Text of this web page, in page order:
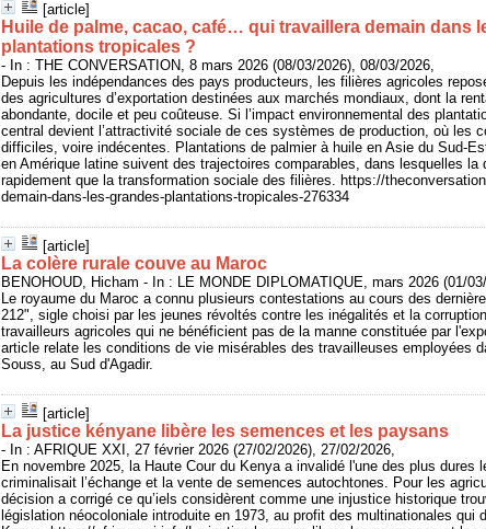
[article]
Huile de palme, cacao, café… qui travaillera demain dans
plantations tropicales ?
- In : THE CONVERSATION, 8 mars 2026 (08/03/2026), 08/03/2026,
Depuis les indépendances des pays producteurs, les filières agricoles
des agricultures d’exportation destinées aux marchés mondiaux, dont la
abondante, docile et peu coûteuse. Si l’impact environnemental des
central devient l’attractivité sociale de ces systèmes de production, où les
difficiles, voire indécentes. Plantations de palmier à huile en Asie du Sud-
en Amérique latine suivent des trajectoires comparables, dans lesquelles la
rapidement que la transformation sociale des filières. https://
demain-dans-les-grandes-plantations-tropicales-276334
[article]
La colère rurale couve au Maroc
BENOHOUD, Hicham - In : LE MONDE DIPLOMATIQUE, mars 2026 (01/
Le royaume du Maroc a connu plusieurs contestations au cours des
212", sigle choisi par les jeunes révoltés contre les inégalités et la
travailleurs agricoles qui ne bénéficient pas de la manne constituée par
article relate les conditions de vie misérables des travailleuses employées
Souss, au Sud d'Agadir.
[article]
La justice kényane libère les semences et les paysans
- In : AFRIQUE XXI, 27 février 2026 (27/02/2026), 27/02/2026,
En novembre 2025, la Haute Cour du Kenya a invalidé l'une des plus dures
criminalisait l’échange et la vente de semences autochtones. Pour les
décision a corrigé ce qu’iels considèrent comme une injustice historique
législation néocoloniale introduite en 1973, au profit des multinationales